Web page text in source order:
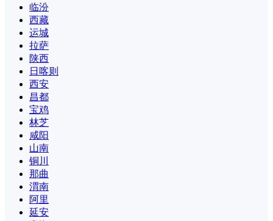
临汾
西藏
运城
拉萨
陕西
日喀则
西安
昌都
宝鸡
林芝
咸阳
山南
铜川
那曲
渭南
阿里
延安